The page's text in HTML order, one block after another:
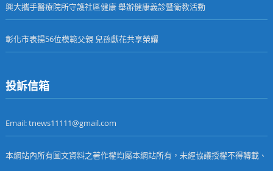
興大攜手醫療院所守護社區健康 舉辦健康義診暨衛教活動
彰化市表揚56位模範父親 兒孫獻花共享榮耀
投訴信箱
Email: tnews11111@gmail.com
本網站內所有圖文資料之著作權均屬本網站所有，未經協議授權不得轉載、